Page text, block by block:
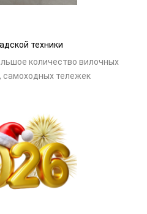
техники
количество вилочных
самоходных тележек